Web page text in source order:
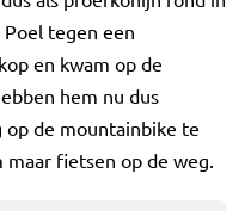
tegen een
en kwam op de
hem nu dus
de mountainbike te
fietsen op de weg.